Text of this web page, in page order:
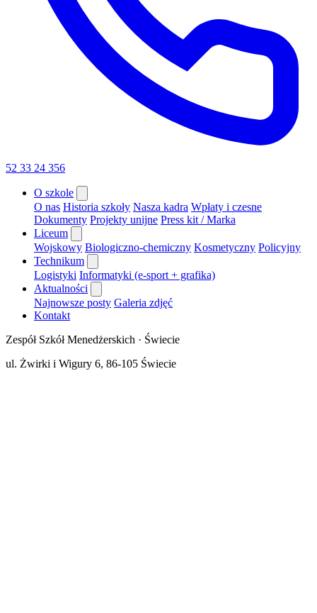
52 33 24 356
O szkole
O nas Historia szkoły Nasza kadra Wpłaty i czesne
Dokumenty Projekty unijne Press kit / Marka
Liceum
Wojskowy Biologiczno-chemiczny Kosmetyczny Policyjny
Technikum
Logistyki Informatyki (e-sport + grafika)
Aktualności
Najnowsze posty Galeria zdjęć
Kontakt
Zespół Szkół Menedżerskich · Świecie
ul. Żwirki i Wigury 6, 86-105 Świecie